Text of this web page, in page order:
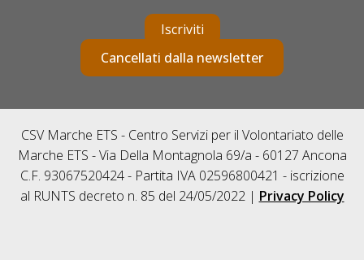
Iscriviti
Cancellati dalla newsletter
CSV Marche ETS - Centro Servizi per il Volontariato delle
Marche ETS - Via Della Montagnola 69/a - 60127 Ancona
C.F. 93067520424 - Partita IVA 02596800421 - iscrizione
al RUNTS decreto n. 85 del 24/05/2022 | Privacy Policy